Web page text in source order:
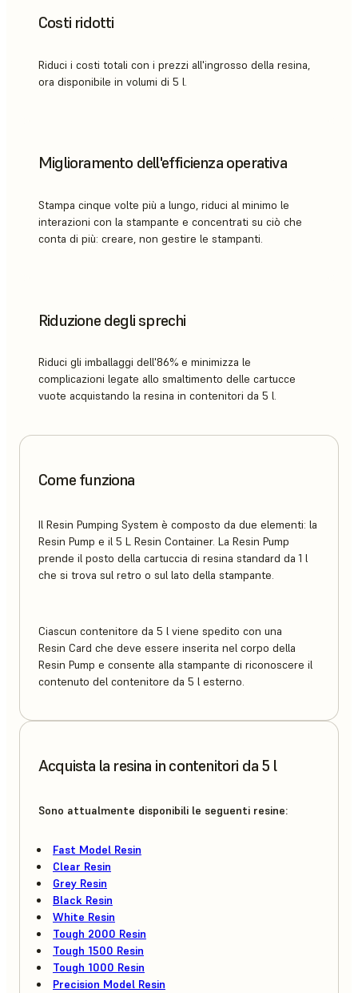
Costi ridotti
Riduci i costi totali con i prezzi all'ingrosso della resina,
ora disponibile in volumi di 5 l.
Miglioramento dell'efficienza operativa
Stampa cinque volte più a lungo, riduci al minimo le
interazioni con la stampante e concentrati su ciò che
conta di più: creare, non gestire le stampanti.
Riduzione degli sprechi
Riduci gli imballaggi dell'86% e minimizza le
complicazioni legate allo smaltimento delle cartucce
vuote acquistando la resina in contenitori da 5 l.
Come funziona
Il Resin Pumping System è composto da due elementi: la
Resin Pump e il 5 L Resin Container. La Resin Pump
prende il posto della cartuccia di resina standard da 1 l
che si trova sul retro o sul lato della stampante.
Ciascun contenitore da 5 l viene spedito con una
Resin Card che deve essere inserita nel corpo della
Resin Pump e consente alla stampante di riconoscere il
contenuto del contenitore da 5 l esterno.
Acquista la resina in contenitori da 5 l
Sono attualmente disponibili le seguenti resine:
Fast Model Resin
Clear Resin
Grey Resin
Black Resin
White Resin
Tough 2000 Resin
Tough 1500 Resin
Tough 1000 Resin
Precision Model Resin